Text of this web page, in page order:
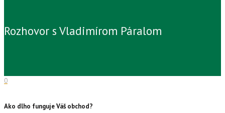
Rozhovor s Vladimírom Páralom
0
Ako dlho funguje Váš obchod?